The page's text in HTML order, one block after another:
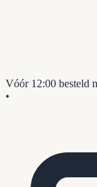
Vóór 12:00 besteld
•